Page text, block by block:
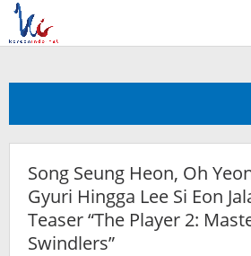
Skip
content
Song Seung Heon, Oh
Gyuri Hingga Lee Si Eon
Teaser “The Player 2:
Swindlers”